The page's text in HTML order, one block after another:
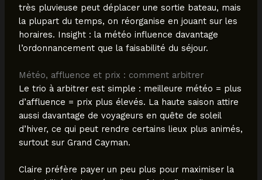
très pluvieuse peut déplacer une sortie bateau, mais
la plupart du temps, on réorganise en jouant sur les
horaires. Insight : la météo influence davantage
l’ordonnancement que la faisabilité du séjour.
Météo, affluence et prix : comment arbitrer
Le trio à arbitrer est simple : meilleure météo = plus
d’affluence = prix plus élevés. La haute saison attire
aussi davantage de voyageurs en quête de soleil
d’hiver, ce qui peut rendre certains lieux plus animés,
surtout sur Grand Cayman.
Claire préfère payer un peu plus pour maximiser la